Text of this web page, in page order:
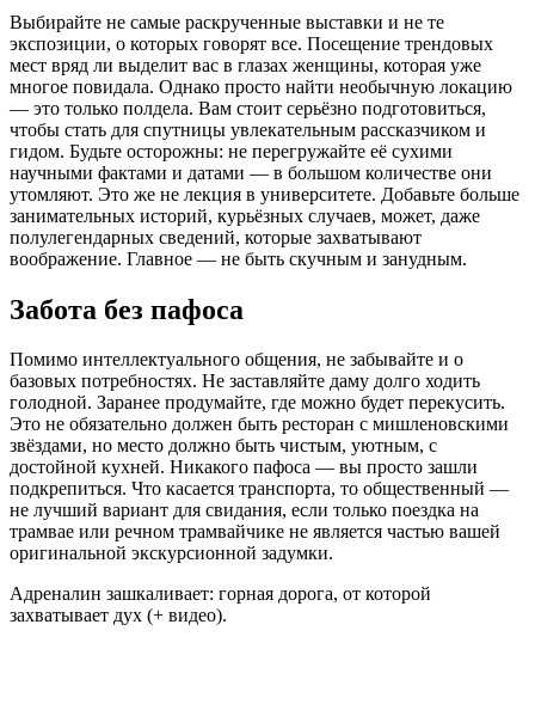
Выбирайте не самые раскрученные выставки и не те
экспозиции, о которых говорят все. Посещение трендовых
мест вряд ли выделит вас в глазах женщины, которая уже
многое повидала. Однако просто найти необычную локацию
— это только полдела. Вам стоит серьёзно подготовиться,
чтобы стать для спутницы увлекательным рассказчиком и
гидом. Будьте осторожны: не перегружайте её сухими
научными фактами и датами — в большом количестве они
утомляют. Это же не лекция в университете. Добавьте больше
занимательных историй, курьёзных случаев, может, даже
полулегендарных сведений, которые захватывают
воображение. Главное — не быть скучным и занудным.
Забота без пафоса
Помимо интеллектуального общения, не забывайте и о
базовых потребностях. Не заставляйте даму долго ходить
голодной. Заранее продумайте, где можно будет перекусить.
Это не обязательно должен быть ресторан с мишленовскими
звёздами, но место должно быть чистым, уютным, с
достойной кухней. Никакого пафоса — вы просто зашли
подкрепиться. Что касается транспорта, то общественный —
не лучший вариант для свидания, если только поездка на
трамвае или речном трамвайчике не является частью вашей
оригинальной экскурсионной задумки.
Адреналин зашкаливает: горная дорога, от которой
захватывает дух (+ видео).